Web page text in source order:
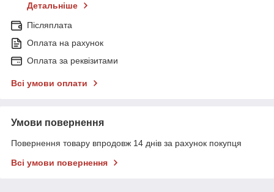
Детальніше
Післяплата
Оплата на рахунок
Оплата за реквізитами
Всі умови оплати
Умови повернення
Повернення товару впродовж 14 днів за рахунок покупця
Всі умови повернення